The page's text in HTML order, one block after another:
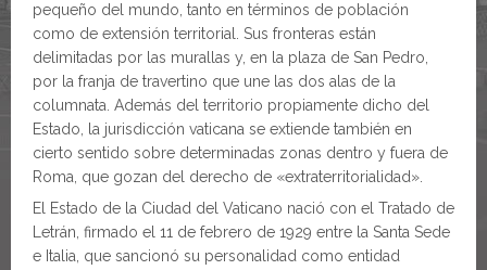
pequeño del mundo, tanto en términos de población
como de extensión territorial. Sus fronteras están
delimitadas por las murallas y, en la plaza de San Pedro,
por la franja de travertino que une las dos alas de la
columnata. Además del territorio propiamente dicho del
Estado, la jurisdicción vaticana se extiende también en
cierto sentido sobre determinadas zonas dentro y fuera de
Roma, que gozan del derecho de «extraterritorialidad».
El Estado de la Ciudad del Vaticano nació con el Tratado de
Letrán, firmado el 11 de febrero de 1929 entre la Santa Sede
e Italia, que sancionó su personalidad como entidad